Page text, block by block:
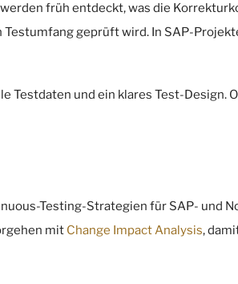
früh entdeckt, was die
geprüft wird. In SAP-
Testdaten und ein klares Test-Design.
Testing-Strategien für SAP- und
mit Change Impact Analysis,